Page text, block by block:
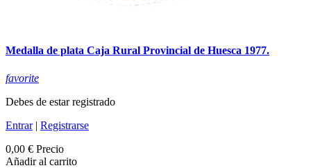
Medalla de plata Caja Rural Provincial de Huesca 1977.
favorite
Debes de estar registrado
Entrar| Registrarse
0,00 € Precio
Añadir al carrito